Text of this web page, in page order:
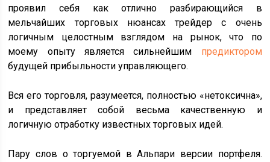
проявил себя как отлично разбирающийся в
мельчайших торговых нюансах трейдер с очень
логичным целостным взглядом на рынок, что по
моему опыту является сильнейшим предиктором
будущей прибыльности управляющего.
Вся его торговля, разумеется, полностью «нетоксична»,
и представляет собой весьма качественную и
логичную отработку известных торговых идей.
Пару слов о торгуемой в Альпари версии портфеля.